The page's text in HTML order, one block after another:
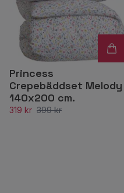
Princess
Crepebäddset Melody
140x200 cm.
319 kr 399 kr